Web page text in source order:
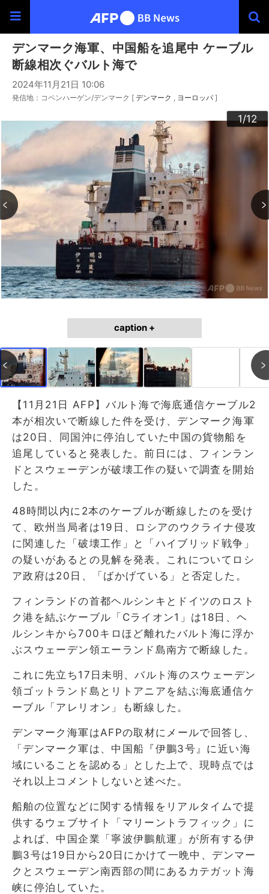
デンマーク海軍、中国船を追尾中 ケーブル
断線相次ぐバルト海で
2024年11月21日 10:06
発信地：コペンハーゲン/デンマーク [ デンマーク ヨーロッパ ]
1/12
2/12
3/12
4/12
5/12
6/12
7/12
8/12
9/12
10/12
11/12
12/12
caption +
【11月21日 AFP】バルト海で海底通信ケーブル2
本が相次いで断線した件を受け、デンマーク海軍
は20日、同国沖に停泊していた中国の貨物船を
追尾していると発表した。前日には、フィンラン
ドとスウェーデンが破壊工作の疑いで調査を開始
した。
48時間以内に2本のケーブルが断線したのを受け
て、欧州当局者は19日、ロシアのウクライナ侵攻
に関連した「破壊工作」と「ハイブリッド戦争」
の疑いがあるとの見解を発表。これについてロシ
ア政府は20日、「ばかげている」と否定した。
フィンランドの首都ヘルシンキとドイツのロスト
ク港を結ぶケーブル「Cライオン1」は18日、ヘ
ルシンキから700キロほど離れたバルト海に浮か
ぶスウェーデン領エーランド島南方で断線した。
これに先立ち17日未明、バルト海のスウェーデン
領ゴットランド島とリトアニアを結ぶ海底通信ケ
ーブル「アレリオン」も断線した。
デンマーク海軍はAFPの取材にメールで回答し、
「デンマーク軍は、中国船『伊鵬3号』に近い海
域にいることを認める」とした上で、現時点では
それ以上コメントしないと述べた。
船舶の位置などに関する情報をリアルタイムで提
供するウェブサイト「マリーントラフィック」に
よれば、中国企業「寧波伊鵬航運」が所有する伊
鵬3号は19日から20日にかけて一晩中、デンマー
クとスウェーデン南西部の間にあるカテガット海
峡に停泊していた。